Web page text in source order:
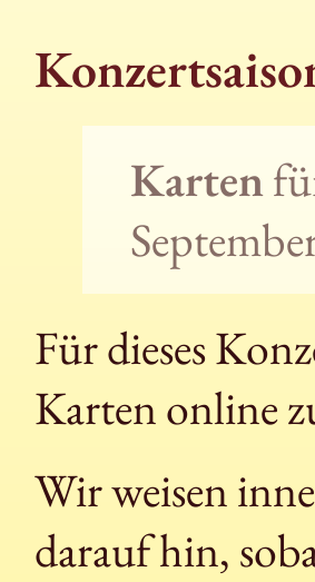
Karten
Für dieses
Karten online
Wir weisen
darauf hin,